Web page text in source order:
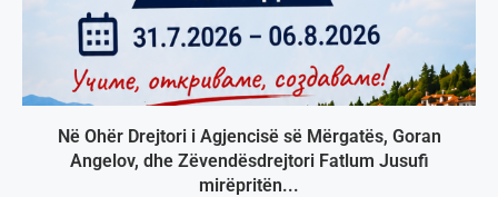
Në Ohër Drejtori i Agjencisë së Mërgatës, Goran
Angelov, dhe Zëvendësdrejtori Fatlum Jusufi
mirëpritën...